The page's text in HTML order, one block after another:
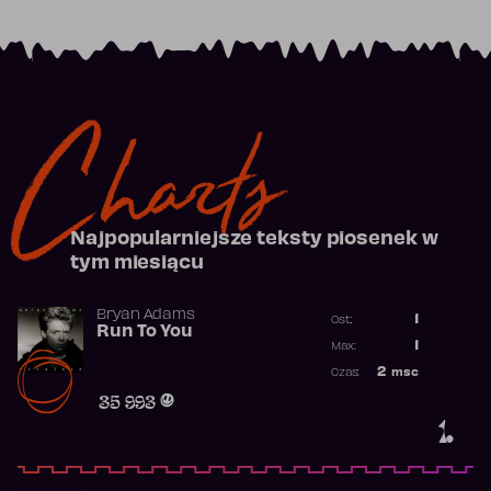
Charts
Najpopularniejsze teksty piosenek w
tym miesiącu
1.
Bryan Adams
Run To You
35 993
Ost.:
Max:
2 msc
Czas: